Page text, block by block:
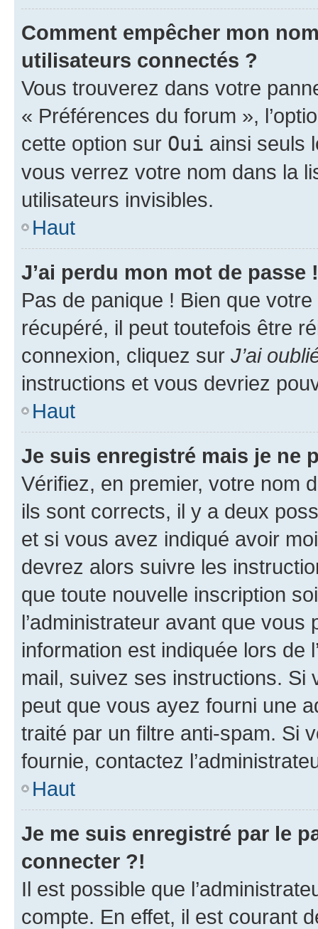
Comment empêcher mon
utilisateurs connectés ?
Vous trouverez dans votre
« Préférences du forum »,
cette option sur Oui ainsi seuls
vous verrez votre nom dans la
utilisateurs invisibles.
Haut
J’ai perdu mon mot de passe !
Pas de panique ! Bien que
récupéré, il peut toutefois être
connexion, cliquez sur J’ai
instructions et vous devriez
Haut
Je suis enregistré mais je ne
Vérifiez, en premier, votre nom
ils sont corrects, il y a deux
et si vous avez indiqué avoir
devrez alors suivre les
que toute nouvelle inscription
l’administrateur avant que
information est indiquée lors de
mail, suivez ses instructions. Si
peut que vous ayez fourni une
traité par un filtre anti-spam. Si
fournie, contactez
Haut
Je me suis enregistré par le
connecter ?!
Il est possible que
compte. En effet, il est courant